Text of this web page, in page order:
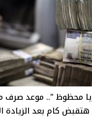
"هتاخد 4715 يا محظوظ "..